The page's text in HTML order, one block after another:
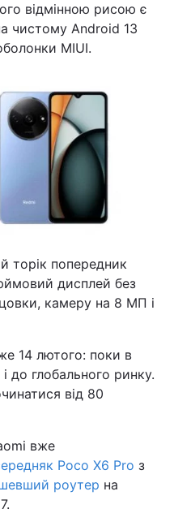
відмінною рисою є
чистому Android 13
MIUI.
торік попередник
дисплей без
камеру на 8 МП і
14 лютого: поки в
і до глобального ринку.
від 80
вже
Poco X6 Pro з
роутер на